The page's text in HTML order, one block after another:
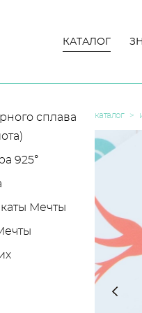
КАТАЛОГ
КАТАЛОГ
сплава
925°
Мечты
каталог >